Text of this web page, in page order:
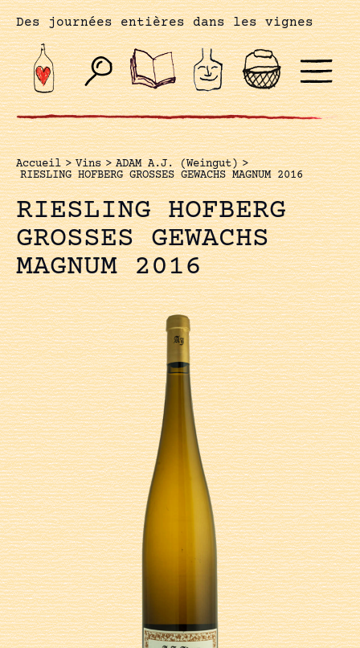
Des journées entières dans les vignes
Accueil > Vins > ADAM A.J. (Weingut) >
RIESLING HOFBERG GROSSES GEWACHS MAGNUM 2016
RIESLING HOFBERG
GROSSES GEWACHS
MAGNUM 2016